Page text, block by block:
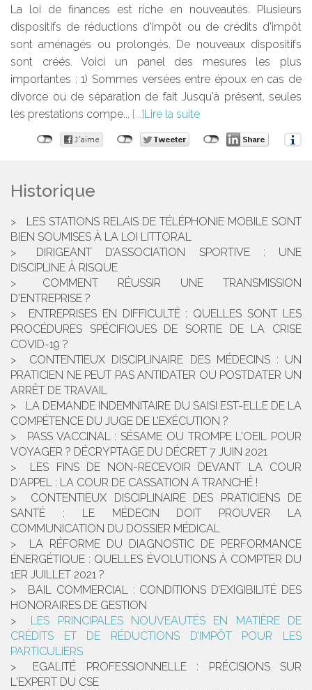
La loi de finances est riche en nouveautés. Plusieurs
dispositifs de réductions d'impôt ou de crédits d'impôt
sont aménagés ou prolongés. De nouveaux dispositifs
sont créés. Voici un panel des mesures les plus
importantes : 1) Sommes versées entre époux en cas de
divorce ou de séparation de fait Jusqu'à présent, seules
les prestations compe...
Lire la suite
Historique
LES STATIONS RELAIS DE TÉLÉPHONIE MOBILE SONT
BIEN SOUMISES À LA LOI LITTORAL
DIRIGEANT D’ASSOCIATION SPORTIVE : UNE
DISCIPLINE À RISQUE
COMMENT RÉUSSIR UNE TRANSMISSION
D'ENTREPRISE ?
ENTREPRISES EN DIFFICULTÉ : QUELLES SONT LES
PROCÉDURES SPÉCIFIQUES DE SORTIE DE LA CRISE
COVID-19 ?
CONTENTIEUX DISCIPLINAIRE DES MÉDECINS : UN
PRATICIEN NE PEUT PAS ANTIDATER OU POSTDATER UN
ARRÊT DE TRAVAIL
LA DEMANDE INDEMNITAIRE DU SAISI EST-ELLE DE LA
COMPÉTENCE DU JUGE DE L’EXÉCUTION ?
PASS VACCINAL : SÉSAME OU TROMPE L'OEIL POUR
VOYAGER ? DÉCRYPTAGE DU DÉCRET 7 JUIN 2021
LES FINS DE NON-RECEVOIR DEVANT LA COUR
D'APPEL : LA COUR DE CASSATION A TRANCHÉ !
CONTENTIEUX DISCIPLINAIRE DES PRATICIENS DE
SANTÉ : LE MÉDECIN DOIT PROUVER LA
COMMUNICATION DU DOSSIER MÉDICAL
LA RÉFORME DU DIAGNOSTIC DE PERFORMANCE
ÉNERGÉTIQUE : QUELLES ÉVOLUTIONS À COMPTER DU
1ER JUILLET 2021 ?
BAIL COMMERCIAL : CONDITIONS D’EXIGIBILITÉ DES
HONORAIRES DE GESTION
LES PRINCIPALES NOUVEAUTÉS EN MATIÈRE DE
CRÉDITS ET DE RÉDUCTIONS D’IMPÔT POUR LES
PARTICULIERS
EGALITÉ PROFESSIONNELLE : PRÉCISIONS SUR
L'EXPERT DU CSE